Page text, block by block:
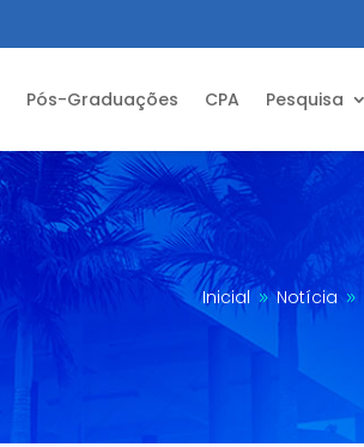
Pós-Graduações CPA Pesquisa
Inicial 9 Notícia 9